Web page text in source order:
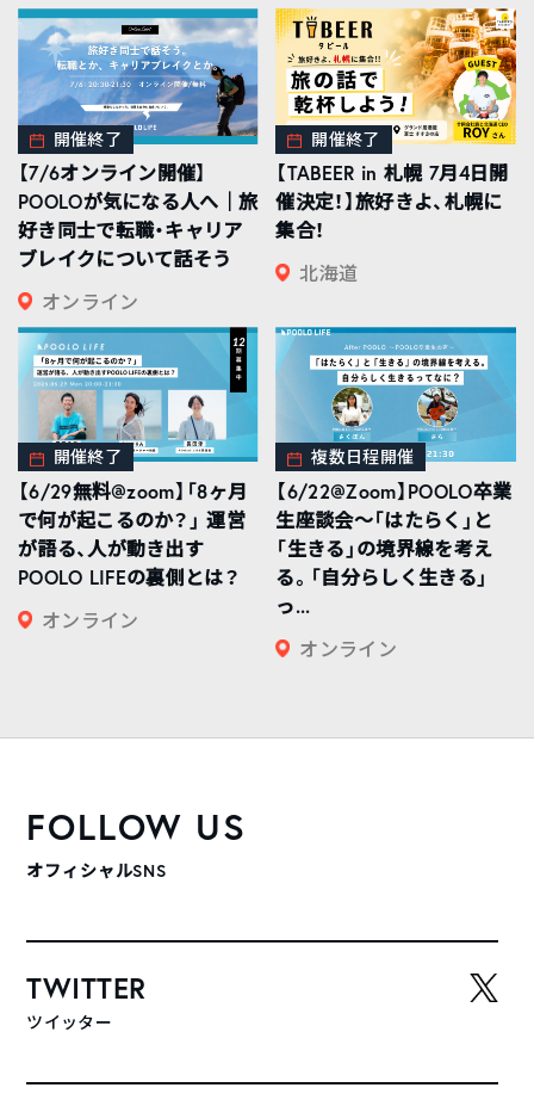
開催終了
【7/6オンライン開催】
POOLOが気になる人へ｜旅
好き同士で転職・キャリア
ブレイクについて話そう
オンライン
開催終了
【TABEER in 札幌 7月4日開
催決定！】旅好きよ、札幌に
集合！
北海道
開催終了
【6/29無料@zoom】「8ヶ月
で何が起こるのか？」 運営
が語る、人が動き出す
POOLO LIFEの裏側とは？
オンライン
複数日程開催
【6/22@Zoom】POOLO卒業
生座談会〜「はたらく」と
「生きる」の境界線を考え
る。「自分らしく生きる」
っ...
オンライン
FOLLOW US
オフィシャルSNS
TWITTER
ツイッター